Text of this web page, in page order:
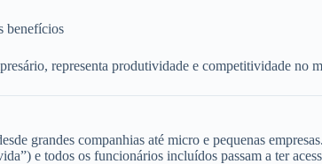
benefícios
representa produtividade e competitividade no
grandes companhias até micro e pequenas
e todos os funcionários incluídos passam a ter